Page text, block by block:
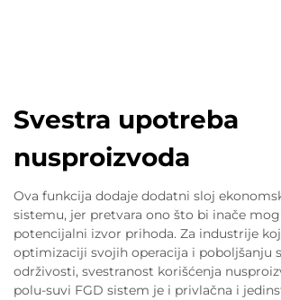
Svestra upotreba
nusproizvoda
Ova funkcija dodaje dodatni sloj
sistemu, jer pretvara ono što bi inače
potencijalni izvor prihoda. Za industrije
optimizaciji svojih operacija i poboljšanju
održivosti, svestranost korišćenja
polu-suvi FGD sistem je i privlačna i